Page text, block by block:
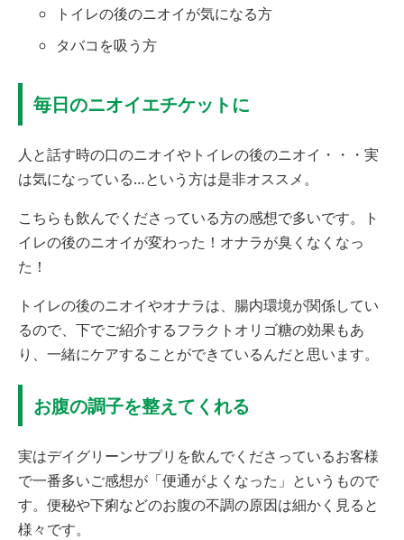
トイレの後のニオイが気になる方
タバコを吸う方
毎日のニオイエチケットに
人と話す時の口のニオイやトイレの後のニオイ・・・実
は気になっている…という方は是非オススメ。
こちらも飲んでくださっている方の感想で多いです。ト
イレの後のニオイが変わった！オナラが臭くなくなっ
た！
トイレの後のニオイやオナラは、腸内環境が関係してい
るので、下でご紹介するフラクトオリゴ糖の効果もあ
り、一緒にケアすることができているんだと思います。
お腹の調子を整えてくれる
実はデイグリーンサプリを飲んでくださっているお客様
で一番多いご感想が「便通がよくなった」というもので
す。便秘や下痢などのお腹の不調の原因は細かく見ると
様々です。